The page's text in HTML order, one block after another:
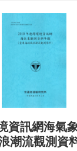
資訊網海氣
潮流觀測資